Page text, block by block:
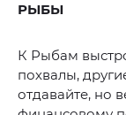
РЫБЫ
К Рыбам
похвалы,
отдавайте, но